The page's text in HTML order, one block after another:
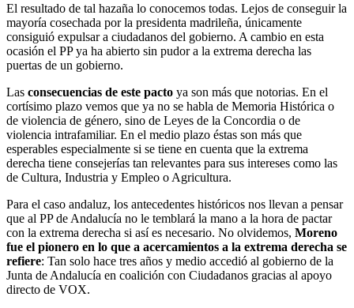
El resultado de tal hazaña lo conocemos todas. Lejos de conseguir la
mayoría cosechada por la presidenta madrileña, únicamente
consiguió expulsar a ciudadanos del gobierno. A cambio en esta
ocasión el PP ya ha abierto sin pudor a la extrema derecha las
puertas de un gobierno.
Las consecuencias de este pacto ya son más que notorias. En el
cortísimo plazo vemos que ya no se habla de Memoria Histórica o
de violencia de género, sino de Leyes de la Concordia o de
violencia intrafamiliar. En el medio plazo éstas son más que
esperables especialmente si se tiene en cuenta que la extrema
derecha tiene consejerías tan relevantes para sus intereses como las
de Cultura, Industria y Empleo o Agricultura.
Para el caso andaluz, los antecedentes históricos nos llevan a pensar
que al PP de Andalucía no le temblará la mano a la hora de pactar
con la extrema derecha si así es necesario. No olvidemos, Moreno
fue el pionero en lo que a acercamientos a la extrema derecha se
refiere: Tan solo hace tres años y medio accedió al gobierno de la
Junta de Andalucía en coalición con Ciudadanos gracias al apoyo
directo de VOX.